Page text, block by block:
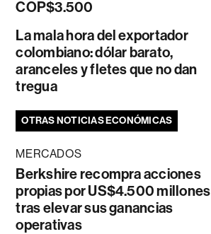
COP$3.500
La mala hora del exportador
colombiano: dólar barato,
aranceles y fletes que no dan
tregua
OTRAS NOTICIAS ECONÓMICAS
MERCADOS
Berkshire recompra acciones
propias por US$4.500 millones
tras elevar sus ganancias
operativas